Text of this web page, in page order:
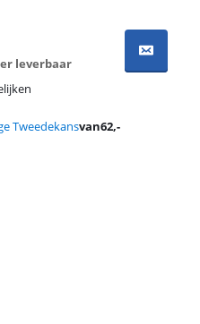
leverbaar
Tweedekansvan62,-